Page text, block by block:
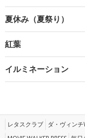
夏休み（夏祭り）
紅葉
イルミネーション
レタスクラブ ダ・ヴィン